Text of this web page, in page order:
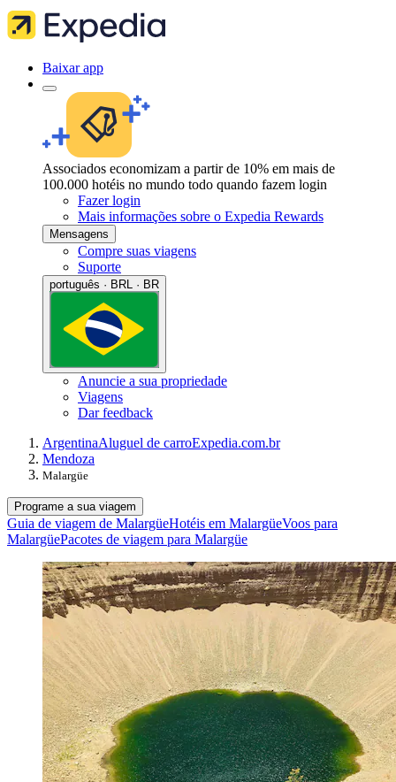
Baixar app
Associados economizam a partir de 10% em mais de
100.000 hotéis no mundo todo quando fazem login
Fazer login
Mais informações sobre o Expedia Rewards
Mensagens
Compre suas viagens
Suporte
português · BRL · BR
Anuncie a sua propriedade
Viagens
Dar feedback
ArgentinaAluguel de carroExpedia.com.br
Mendoza
Malargüe
Programe a sua viagem
Guia de viagem de MalargüeHotéis em MalargüeVoos para
MalargüePacotes de viagem para Malargüe